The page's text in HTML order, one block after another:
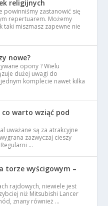
religijnych
powinniśmy zastanowić się
repertuarem. Możemy
taki miszmasz zapewne nie
nowe?
opony ? Wielu
dużej uwagi do
komplecie nawet kilka
warto wziąć pod
uważane są za atrakcyjne
zazwyczaj cieszy
…
torze wyścigowym –
rajdowych, niewiele jest
niż Mitsubishi Lancer
znany również …